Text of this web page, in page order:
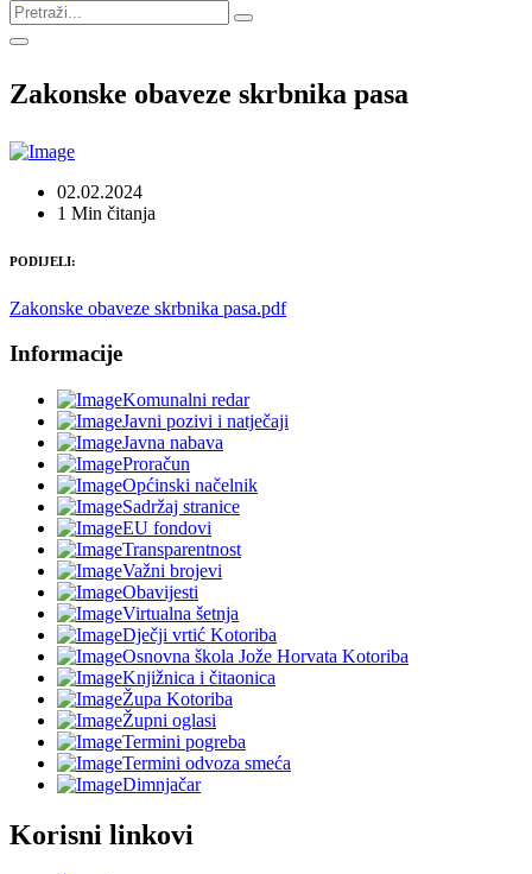
Zakonske obaveze skrbnika pasa
02.02.2024
1 Min čitanja
PODIJELI:
Zakonske obaveze skrbnika pasa.pdf
Informacije
Komunalni redar
Javni pozivi i natječaji
Javna nabava
Proračun
Općinski načelnik
Sadržaj stranice
EU fondovi
Transparentnost
Važni brojevi
Obavijesti
Virtualna šetnja
Dječji vrtić Kotoriba
Osnovna škola Jože Horvata Kotoriba
Knjižnica i čitaonica
Župa Kotoriba
Župni oglasi
Termini pogreba
Termini odvoza smeća
Dimnjačar
Korisni linkovi